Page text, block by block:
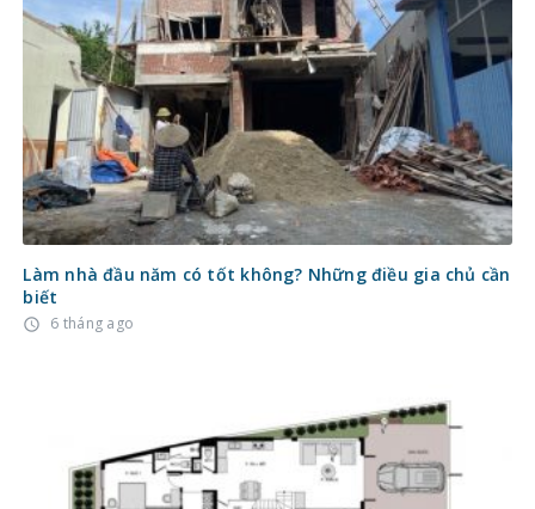
Làm nhà đầu năm có tốt không? Những điều gia chủ cần
biết
access_time 6 tháng ago